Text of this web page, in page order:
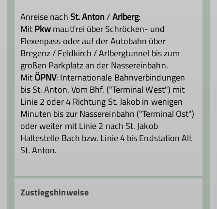
Anreise nachSt. Anton/Arlberg:
MitPkwmautfrei über Schröcken- und
Flexenpass oder auf der Autobahn über
Bregenz / Feldkirch / Arlbergtunnel bis zum
großen Parkplatz an der Nassereinbahn.
MitÖPNV: Internationale Bahnverbindungen
bis St. Anton. Vom Bhf. ("Terminal West") mit
Linie 2 oder 4 Richtung St. Jakob in wenigen
Minuten bis zur Nassereinbahn ("Terminal Ost")
oder weiter mit Linie 2 nach St. Jakob
Haltestelle Bach bzw. Linie 4 bis Endstation Alt
St. Anton.
Zustiegshinweise